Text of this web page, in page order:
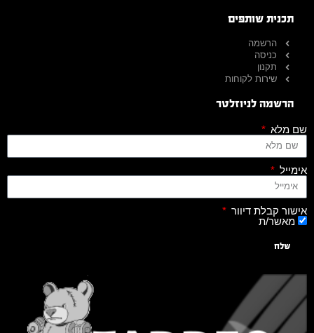
תכנית שותפים
הרשמה
כניסה
תקנון
שירות לקוחות
הרשמה לניוזלטר
שם מלא
אימייל
אישור קבלת דיוור
מאשר/ת
שלח